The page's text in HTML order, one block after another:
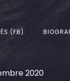
(FB)
2020